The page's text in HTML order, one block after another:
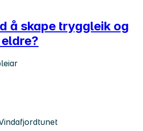
å skape tryggleik og